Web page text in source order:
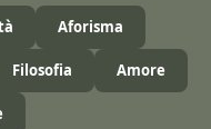
Aforisma
Filosofia Amore